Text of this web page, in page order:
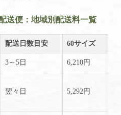
送便：地域別配送料一覧
配送日数目安 60サイズ
3～5日 6,210円
翌々日 5,292円